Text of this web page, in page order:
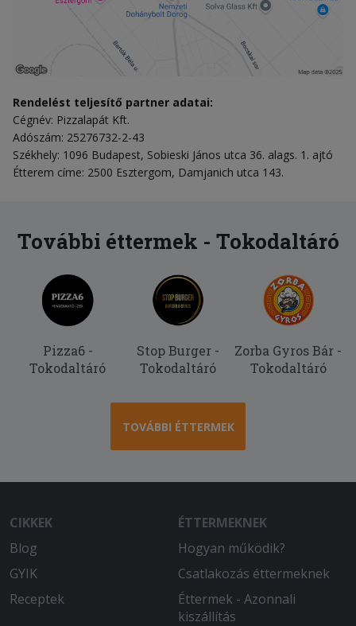
Rendelést teljesítő partner adatai:
Cégnév: Pizzalapát Kft.
Adószám: 25276732-2-43
Székhely: 1096 Budapest, Sobieski János utca 36. alags. 1. ajtó
Étterem címe: 2500 Esztergom, Damjanich utca 143.
További éttermek - Tokodaltáró
Pizza6 -
Tokodaltáró
Stop Burger -
Tokodaltáró
Zorba Gyros Bár -
Tokodaltáró
TOVÁBBI ÉTTERMEK
CIKKEK
Blog
GYIK
Receptek
ÉTTERMEKNEK
Hogyan működik?
Csatlakozás éttermeknek
Éttermek - Azonnali
kiszállítás